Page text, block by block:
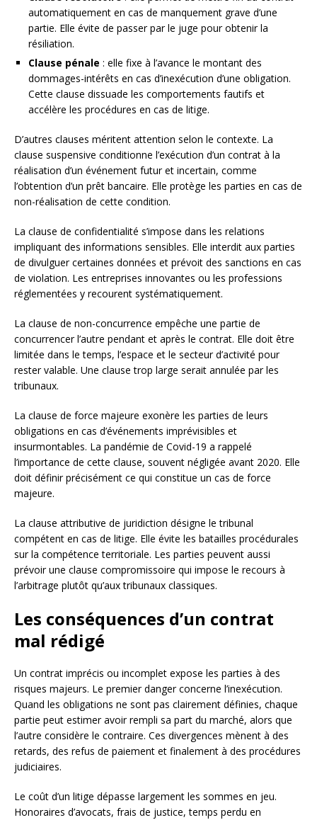
automatiquement en cas de manquement grave d’une
partie. Elle évite de passer par le juge pour obtenir la
résiliation.
Clause pénale : elle fixe à l’avance le montant des
dommages-intérêts en cas d’inexécution d’une obligation.
Cette clause dissuade les comportements fautifs et
accélère les procédures en cas de litige.
D’autres clauses méritent attention selon le contexte. La
clause suspensive conditionne l’exécution d’un contrat à la
réalisation d’un événement futur et incertain, comme
l’obtention d’un prêt bancaire. Elle protège les parties en cas de
non-réalisation de cette condition.
La clause de confidentialité s’impose dans les relations
impliquant des informations sensibles. Elle interdit aux parties
de divulguer certaines données et prévoit des sanctions en cas
de violation. Les entreprises innovantes ou les professions
réglementées y recourent systématiquement.
La clause de non-concurrence empêche une partie de
concurrencer l’autre pendant et après le contrat. Elle doit être
limitée dans le temps, l’espace et le secteur d’activité pour
rester valable. Une clause trop large serait annulée par les
tribunaux.
La clause de force majeure exonère les parties de leurs
obligations en cas d’événements imprévisibles et
insurmontables. La pandémie de Covid-19 a rappelé
l’importance de cette clause, souvent négligée avant 2020. Elle
doit définir précisément ce qui constitue un cas de force
majeure.
La clause attributive de juridiction désigne le tribunal
compétent en cas de litige. Elle évite les batailles procédurales
sur la compétence territoriale. Les parties peuvent aussi
prévoir une clause compromissoire qui impose le recours à
l’arbitrage plutôt qu’aux tribunaux classiques.
Les conséquences d’un contrat
mal rédigé
Un contrat imprécis ou incomplet expose les parties à des
risques majeurs. Le premier danger concerne l’inexécution.
Quand les obligations ne sont pas clairement définies, chaque
partie peut estimer avoir rempli sa part du marché, alors que
l’autre considère le contraire. Ces divergences mènent à des
retards, des refus de paiement et finalement à des procédures
judiciaires.
Le coût d’un litige dépasse largement les sommes en jeu.
Honoraires d’avocats, frais de justice, temps perdu en